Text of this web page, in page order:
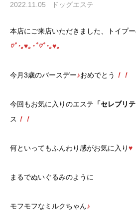
2022.11.05 ドッグエステ
本店にご来店いただきました、トイプ
♡ﾟ･｡♥｡･ﾟ♡ﾟ･｡♥｡
今月3歳のバースデー♪おめでとう ！！
今回もお気に入りのエステ 「セレブリ
ス ！！
何といってもふんわり感がお気に入り♥
まるでぬいぐるみのように
モフモフなミルクちゃん♪